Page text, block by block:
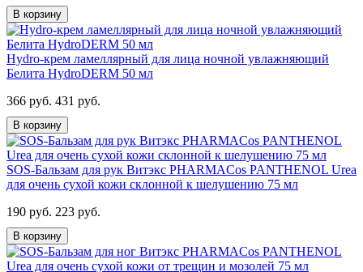
В корзину
Hydro-крем ламеллярный для лица ночной увлажняющий
Белита HydroDERM 50 мл
366 руб. 431 руб.
В корзину
SOS-Бальзам для рук Витэкс PHARMACos PANTHENOL Urea
для очень сухой кожи склонной к шелушению 75 мл
190 руб. 223 руб.
В корзину